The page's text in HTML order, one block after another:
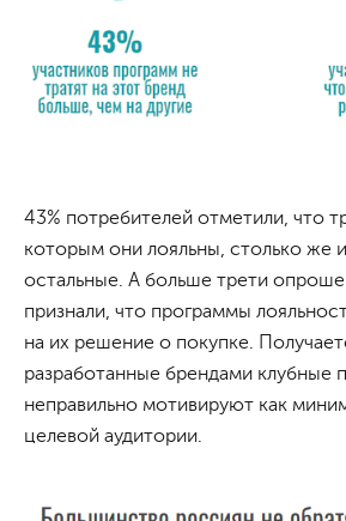
43% потребителей отметили, что
которым они лояльны, столько же
остальные. А больше трети
признали, что программы
на их решение о покупке.
разработанные брендами клубные
неправильно мотивируют как
целевой аудитории.